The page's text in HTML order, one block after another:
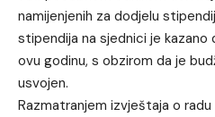
namijenjenih za dodjelu
stipendija na sjednici je
ovu godinu, s obzirom da je
usvojen.
Razmatranjem izvještaja o